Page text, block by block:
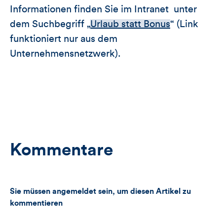
Informationen finden Sie im Intranet unter
dem Suchbegriff „Urlaub statt Bonus“ (Link
funktioniert nur aus dem
Unternehmensnetzwerk).
Kommentare
Sie müssen angemeldet sein, um diesen Artikel zu
kommentieren